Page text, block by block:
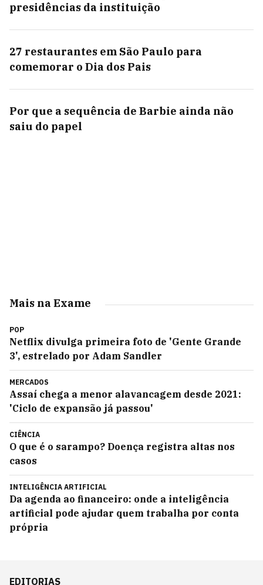
presidências da instituição
27 restaurantes em São Paulo para
comemorar o Dia dos Pais
Por que a sequência de Barbie ainda não
saiu do papel
Mais na Exame
POP
Netflix divulga primeira foto de 'Gente Grande
3', estrelado por Adam Sandler
MERCADOS
Assaí chega a menor alavancagem desde 2021:
'Ciclo de expansão já passou'
CIÊNCIA
O que é o sarampo? Doença registra altas nos
casos
INTELIGÊNCIA ARTIFICIAL
Da agenda ao financeiro: onde a inteligência
artificial pode ajudar quem trabalha por conta
própria
EDITORIAS